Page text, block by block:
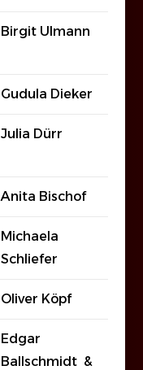
Birgit Ulmann
Gudula Dieker
Julia Dürr
Anita Bischof
Michaela
Schliefer
Oliver Köpf
Edgar
Ballschmidt &